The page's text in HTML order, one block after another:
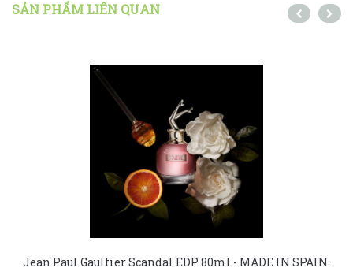
SẢN PHẨM LIÊN QUAN
Jean Paul Gaultier Scandal EDP 80ml - MADE IN SPAIN.